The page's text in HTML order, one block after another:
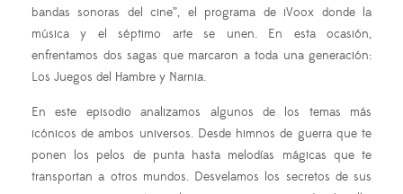
bandas sonoras del cine”, el programa de iVoox donde la
música y el séptimo arte se unen. En esta ocasión,
enfrentamos dos sagas que marcaron a toda una generación:
Los Juegos del Hambre y Narnia.
En este episodio analizamos algunos de los temas más
icónicos de ambos universos. Desde himnos de guerra que te
ponen los pelos de punta hasta melodías mágicas que te
transportan a otros mundos. Desvelamos los secretos de sus